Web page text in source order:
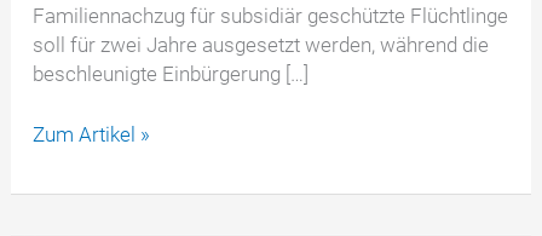
Familiennachzug für subsidiär geschützte Flüchtlinge
soll für zwei Jahre ausgesetzt werden, während die
beschleunigte Einbürgerung […]
Pläne
Migrationspolitik:
Zum Artikel »